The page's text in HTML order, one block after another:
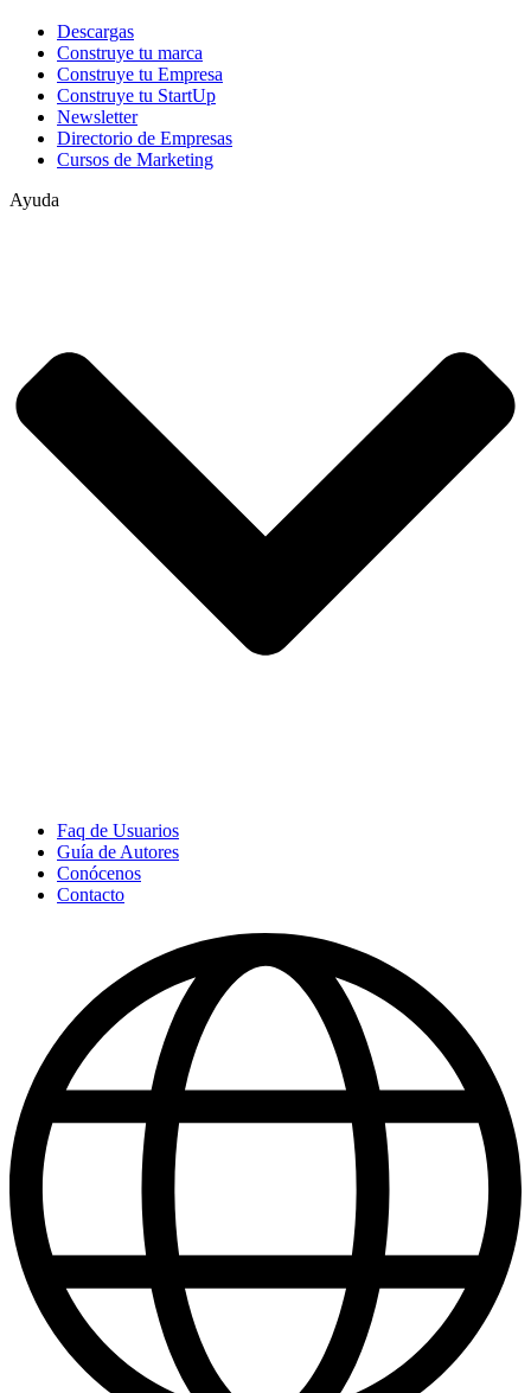
Descargas
Construye tu marca
Construye tu Empresa
Construye tu StartUp
Newsletter
Directorio de Empresas
Cursos de Marketing
Ayuda
Faq de Usuarios
Guía de Autores
Conócenos
Contacto